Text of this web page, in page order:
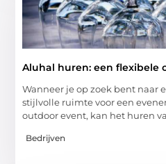
Aluhal huren: een flexibele
Wanneer je op zoek bent naar
stijlvolle ruimte voor een
outdoor event, kan het huren
Bedrijven